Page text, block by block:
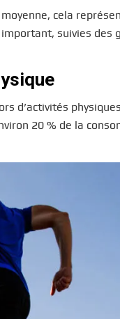
cela
suivies des
d’activités
20 % de la